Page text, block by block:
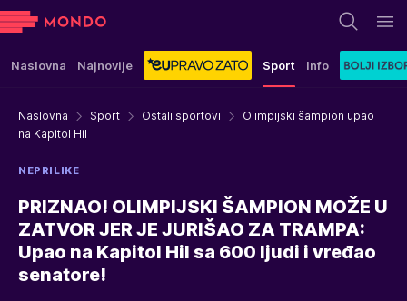
Naslovna Najnovije Sport Info
Naslovna Sport Ostali sportovi
Olimpijski šampion upao
na Kapitol Hil
NEPRILIKE
PRIZNAO! OLIMPIJSKI ŠAMPION MOŽE U
ZATVOR JER JE JURIŠAO ZA TRAMPA:
Upao na Kapitol Hil sa 600 ljudi i vređao
senatore!